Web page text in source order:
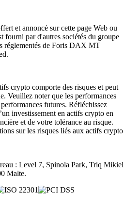
et annoncé sur cette page Web ou
fourni par d'autres sociétés du groupe
réglementés de Foris DAX MT
crypto comporte des risques et peut
Veuillez noter que les performances
futures. Réfléchissez
investissement en actifs crypto en
et de votre tolérance au risque.
sur les risques liés aux actifs crypto
: Level 7, Spinola Park, Triq Mikiel
Malte.